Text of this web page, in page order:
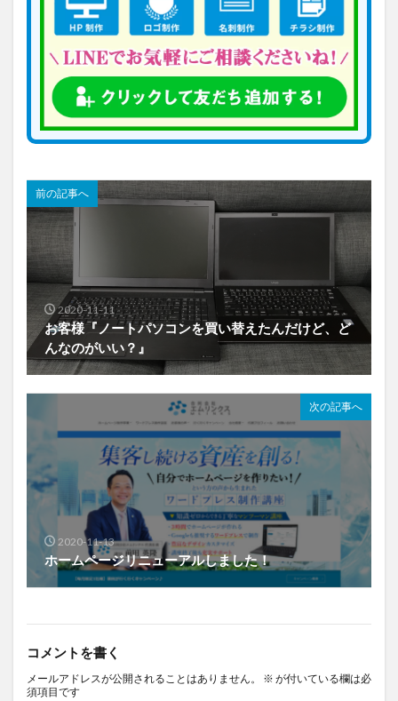
前の記事へ
2020-11-11
お客様『ノートパソコンを買い替えたんだけど、ど
んなのがいい？』
次の記事へ
2020-11-13
ホームページリニューアルしました！
コメントを書く
メールアドレスが公開されることはありません。 ※ が付いている欄は必
須項目です